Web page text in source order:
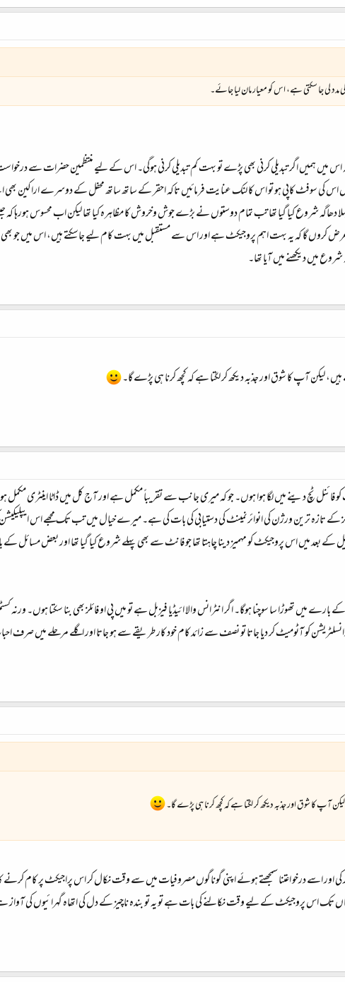
لی جا سکتی ہے، اس کو معیار مان لیا جائے۔
میں ہمیں اگر تبدیلی کرنی بھی پڑے تو بہت کم تبدیلی کرنی ہوگی۔ اس کے لیے منتظمین حضرات سے
سوفٹ کاپی ہو تو اس کا لنک عنایت فرمائیں تاکہ احقر کے ساتھ ساتھ محفل کے دوسرے اراکین بھی
شروع کیا گیا تھا تب تمام دوستوں نے بڑے جوش وخروش کا مظاہرہ کیا تھا لیکن اب محسوس
گا کہ یہ بہت اہم پروجیکٹ ہے اور اس سے مستقبل میں بہت کام لیے جاسکتے ہیں، اس میں جو بھی
میں دیکھنے میں آیا تھا۔
آپ کا شوق اور جذبہ دیکھ کر لگتا ہے کہ کچھ کرنا ہی پڑے گا۔
ٹچ دینے میں لگا ہوا ہوں۔ جو کہ میری جانب سے تقریباً مکمل ہے اور آج کل میں ڈاٹا اینٹری مکمل
ترین ورژن کی انوائرنمینٹ کی دستیابی کی بات کی ہے۔ میرے خیال میں تب تک مجھے اس ایپلیکیشن کو
میں اس پروجیکٹ کو مہمیز دینا چاہتا تھا جو فانٹ سے بھی پہلے شروع کیا گیا تھا اور بعض مسائل
تھوڑا سا سوچنا ہوگا۔ اگر انٹرانس والا ائیڈیا فیزبل ہے تو میں پی او فائلز بھی بنا سکتا ہوں۔ ورنہ
کو آٹومیٹ کر دیا جاتا تو نصف سے زائد کام خود کار طریقے سے ہو جاتا اور اگلے مرحلے میں صرف
کا شوق اور جذبہ دیکھ کر لگتا ہے کہ کچھ کرنا ہی پڑے گا۔
درخو اعتنا سمجھتے ہوئے اپنی گوناگوں مصروفیات میں سے وقت نکال کر اس پراجیکٹ پر کام کرنے کا
اس پروجیکٹ کے لیے وقت نکالنے کی بات ہے تو یہ تو بندہ ناچیز کے دل کی اتھاہ گہرائیوں کی